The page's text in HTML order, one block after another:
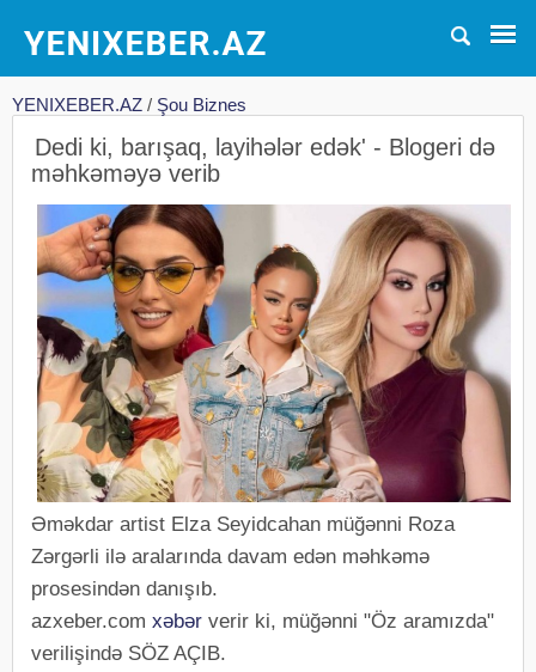
YENIXEBER.AZ / Şou Biznes
Dedi ki, barışaq, layihələr edək' - Blogeri də
məhkəməyə verib
Əməkdar artist Elza Seyidcahan müğənni Roza
Zərgərli ilə aralarında davam edən məhkəmə
prosesindən danışıb.
azxeber.com xəbər verir ki, müğənni "Öz aramızda"
verilişində SÖZ AÇIB.